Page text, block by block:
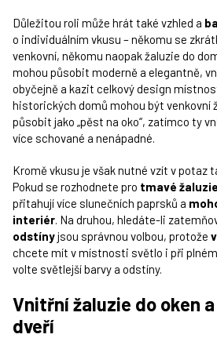
Důležitou roli může hrát také vzhled a
o individuálním vkusu – někomu se
venkovní, někomu naopak žaluzie do
mohou působit moderně a elegantně,
obyčejně a kazit celkový design
historických domů mohou být venkovní
působit jako „pěst na oko“, zatímco ty
více schované a nenápadné.
Kromě vkusu je však nutné vzít v potaz
Pokud se rozhodnete pro tmavé žaluzie
přitahují více slunečních paprsků a
interiér. Na druhou, hledáte-li
odstínyjsou správnou volbou, protože
chcete mít v místnosti světlo i při
volte světlejší barvy a odstíny.
Vnitřní žaluzie do oken
dveří